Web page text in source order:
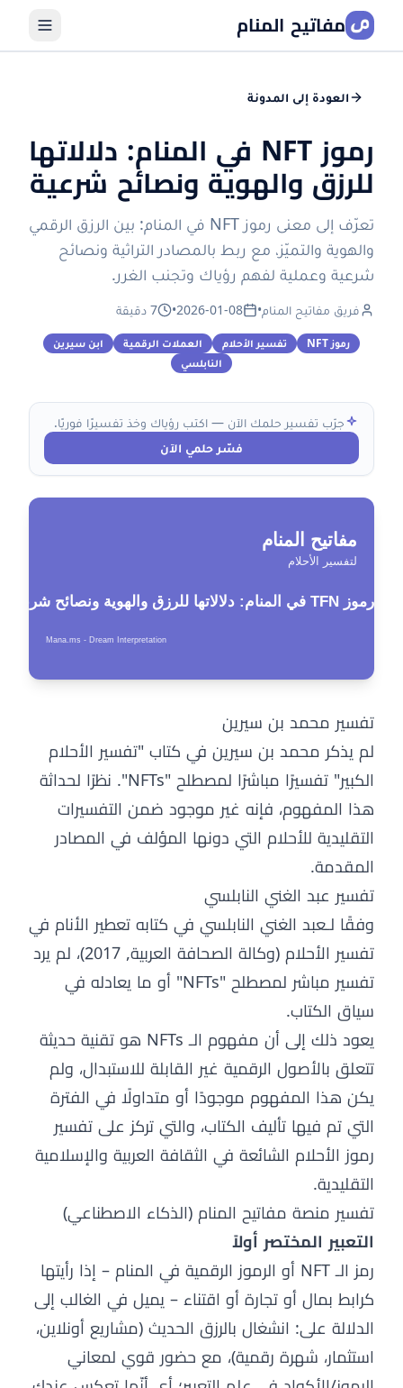
مفاتيح المنام
العودة إلى المدونة
رموز NFT في المنام: دلالاتها
للرزق والهوية ونصائح شرعية
تعرّف إلى معنى رموز NFT في المنام: بين الرزق الرقمي
والهوية والتميّز، مع ربط بالمصادر التراثية ونصائح
شرعية وعملية لفهم رؤياك وتجنب الغرر.
فريق مفاتيح المنام•
2026-01-08
• 7 دقيقة
رموز NFT تفسير الأحلام العملات الرقمية
ابن سيرين
النابلسي
جرّب تفسير حلمك الآن — اكتب رؤياك وخذ تفسيرًا فوريًا.
فسّر حلمي الآن
تفسير محمد بن سيرين
لم يذكر محمد بن سيرين في كتاب "تفسير الأحلام
الكبير" تفسيرًا مباشرًا لمصطلح "NFTs". نظرًا لحداثة
هذا المفهوم، فإنه غير موجود ضمن التفسيرات
التقليدية للأحلام التي دونها المؤلف في المصادر
المقدمة.
تفسير عبد الغني النابلسي
وفقًا لـعبد الغني النابلسي في كتابه تعطير الأنام في
تفسير الأحلام (وكالة الصحافة العربية, 2017)، لم يرد
تفسير مباشر لمصطلح "NFTs" أو ما يعادله في
سياق الكتاب.
يعود ذلك إلى أن مفهوم الـ NFTs هو تقنية حديثة
تتعلق بالأصول الرقمية غير القابلة للاستبدال، ولم
يكن هذا المفهوم موجودًا أو متداولًا في الفترة
التي تم فيها تأليف الكتاب، والتي تركز على تفسير
رموز الأحلام الشائعة في الثقافة العربية والإسلامية
التقليدية.
تفسير منصة مفاتيح المنام (الذكاء الاصطناعي)
التعبير المختصر أولاً
رمز الـ NFT أو الرموز الرقمية في المنام – إذا رأيتها
كرابط بمال أو تجارة أو اقتناء – يميل في الغالب إلى
الدلالة على: انشغال بالرزق الحديث (مشاريع أونلاين،
استثمار، شهرة رقمية)، مع حضور قوي لمعاني